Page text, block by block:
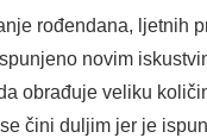
rođendana, ljetnih
novim
obrađuje veliku
čini duljim jer je